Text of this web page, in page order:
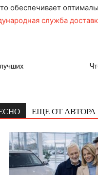
обеспечивает
служба
ЕЩЕ ОТ АВТОРА